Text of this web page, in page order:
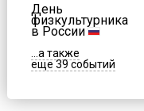
День
физкультурника
в России
...а также
еще 39 событий